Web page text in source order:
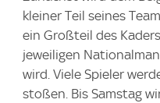
kleiner Teil seines
ein Großteil des
jeweiligen
wird. Viele Spieler
stoßen. Bis Samstag